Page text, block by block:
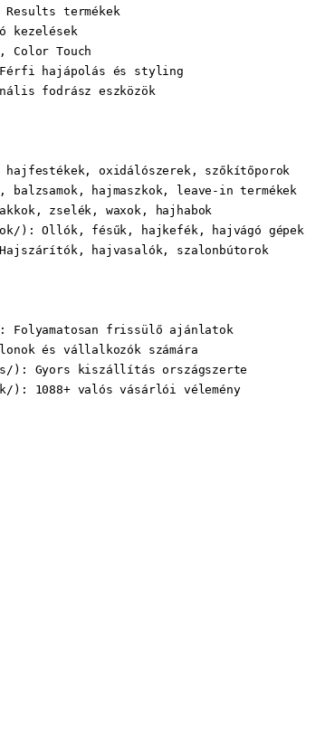
termékek
kezelések
Touch
Férfi hajápolás és styling
fodrász eszközök
oxidálószerek, szőkítőporok
hajmaszkok, leave-in termékek
zselék, waxok, hajhabok
): Ollók, fésűk, hajkefék, hajvágó gépek
hajvasalók, szalonbútorok
Folyamatosan frissülő ajánlatok
és vállalkozók számára
Gyors kiszállítás országszerte
1088+ valós vásárlói vélemény